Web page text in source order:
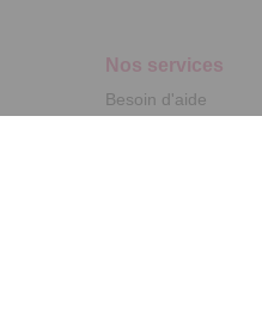
Nos services
Besoin d'aide